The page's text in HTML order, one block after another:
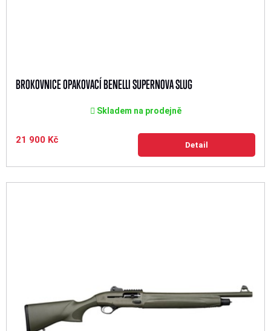
BROKOVNICE OPAKOVACÍ BENELLI SUPERNOVA SLUG
Skladem na prodejně
21 900 Kč Detail